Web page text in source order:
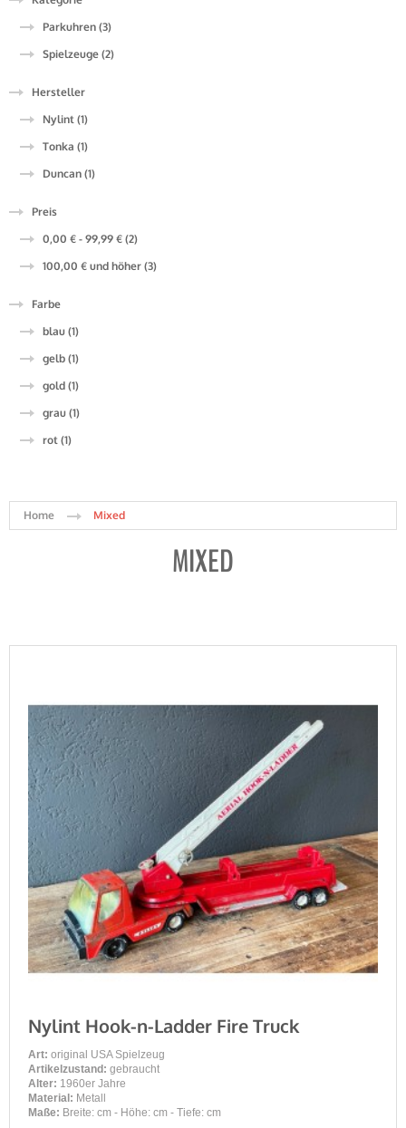
Parkuhren (3)
Spielzeuge (2)
Hersteller
Nylint (1)
Tonka (1)
Duncan (1)
Preis
0,00 € - 99,99 € (2)
100,00 € und höher (3)
Farbe
blau (1)
gelb (1)
gold (1)
grau (1)
rot (1)
Home Mixed
MIXED
Nylint Hook-n-Ladder Fire Truck
Art: original USA Spielzeug
Artikelzustand: gebraucht
Alter: 1960er Jahre
Material: Metall
Maße: Breite: cm - Höhe: cm - Tiefe: cm